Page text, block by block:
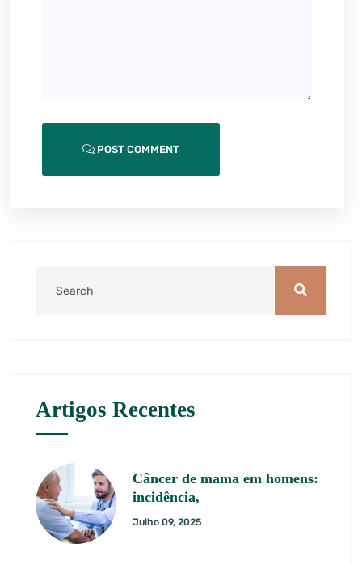
POST COMMENT
Artigos Recentes
Câncer de mama em homens:
incidência,
Julho 09, 2025